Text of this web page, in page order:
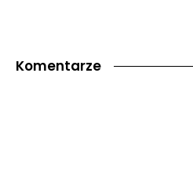
Komentarze